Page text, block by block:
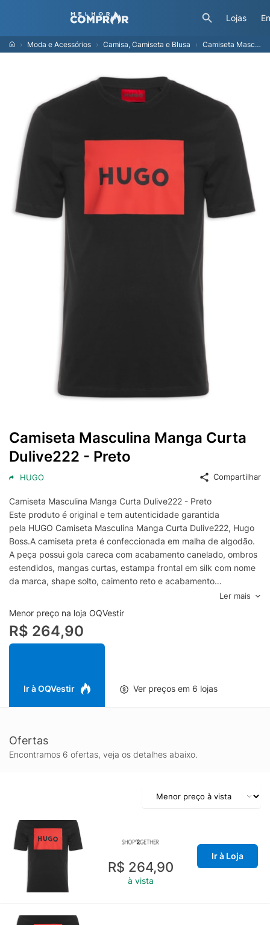
Lojas
Moda e Acessórios Camisa, Camiseta e Blusa Camiseta Masculina Manga Curta Dulive222 - Preto
Camiseta Masculina Manga Curta
Dulive222 - Preto
HUGO Compartilhar
Camiseta Masculina Manga Curta Dulive222 - Preto
Este produto é original e tem autenticidade garantida
pela HUGO Camiseta Masculina Manga Curta Dulive222, Hugo
Boss.A camiseta preta é confeccionada em malha de algodão.
A peça possui gola careca com acabamento canelado, ombros
estendidos, mangas curtas, estampa frontal em silk com nome
da marca, shape solto, caimento reto e acabamento
pespontado.- Está peça de vestuário é confeccionada com
materiais certificados, para um impacto reduzido no planeta.-
Modelagem regular, sugerimos o tamanho padrão.- Lavar o
mãoSKU: 50467952_BLACKComposição: 100%
AlgodãoCor: BLACKMarca: Hugo Boss
Ler mais
Menor preço na loja OQVestir
R$ 264,90
Ir à OQVestir Ver preços em 6 lojas
Ofertas
Encontramos 6 ofertas, veja os detalhes abaixo.
R$ 264,90
à vista
Ir à Loja